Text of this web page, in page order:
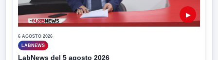
▶
6 AGOSTO 2026
LABNEWS
LabNews del 5 agosto 2026